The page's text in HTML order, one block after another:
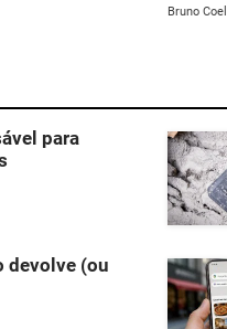
Bruno
para
devolve (ou